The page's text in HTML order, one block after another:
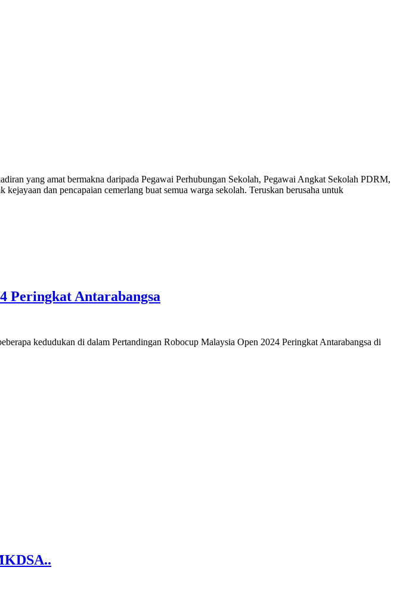
yang amat bermakna daripada Pegawai Perhubungan Sekolah, Pegawai Angkat Sekolah PDRM,
dan pencapaian cemerlang buat semua warga sekolah. Teruskan berusaha untuk
Peringkat Antarabangsa
kedudukan di dalam Pertandingan Robocup Malaysia Open 2024 Peringkat Antarabangsa di